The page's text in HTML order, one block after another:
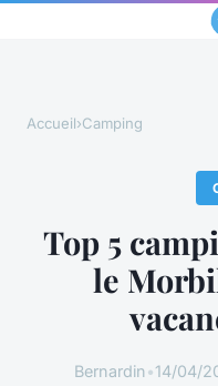
Accueil›Camping
Top 5
le
Bernardin•14/04/